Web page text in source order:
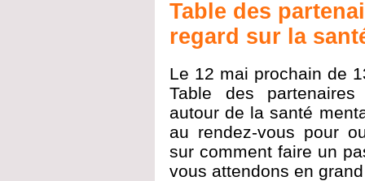
Table des
regard sur la
Le 12 mai prochain de
Table des
autour de la santé
au rendez-vous pour
sur comment faire un
vous attendons en